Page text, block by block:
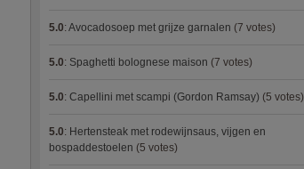
5.0: Avocadosoep met grijze garnalen (7 votes)
5.0: Spaghetti bolognese maison (7 votes)
5.0: Capellini met scampi (Gordon Ramsay) (5 votes)
5.0: Hertensteak met rodewijnsaus, vijgen en
bospaddestoelen (5 votes)